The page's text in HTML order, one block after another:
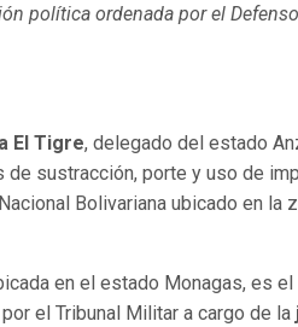
política ordenada por el
El Tigre, delegado del estado
sustracción, porte y uso de
Bolivariana ubicado en la
en el estado Monagas, es
el Tribunal Militar a cargo de la